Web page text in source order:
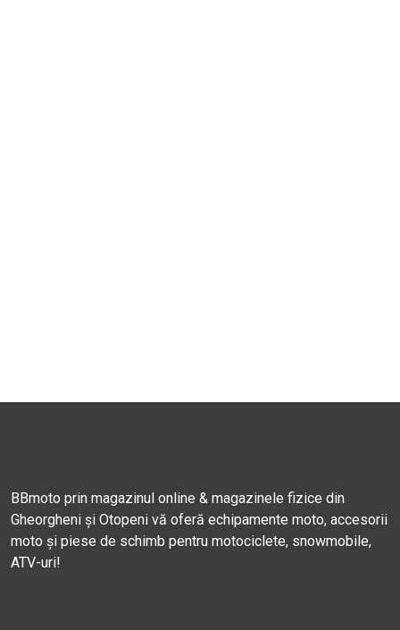
BBmoto prin magazinul online & magazinele fizice din
Gheorgheni și Otopeni vă oferă echipamente moto, accesorii
moto și piese de schimb pentru motociclete, snowmobile,
ATV-uri!